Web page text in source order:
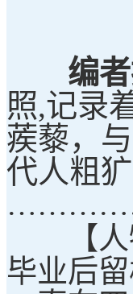
编者
照,记录
蒺藜，
代人粗
【人物
毕业后